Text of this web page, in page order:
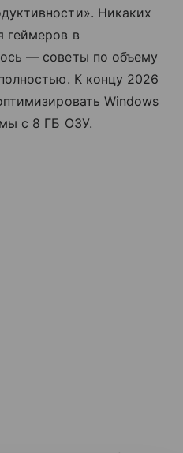
Никаких
геймеров в
— советы по объему
К концу 2026
Windows
с 8 ГБ ОЗУ.